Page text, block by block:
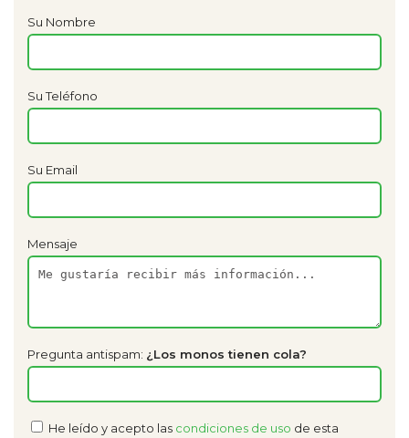
Su Nombre
Su Teléfono
Su Email
Mensaje
Pregunta antispam: ¿Los monos tienen cola?
He leído y acepto las condiciones de uso de esta